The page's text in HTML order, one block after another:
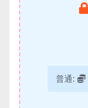
普通: